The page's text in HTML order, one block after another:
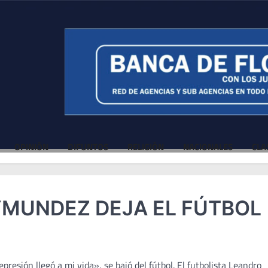
OPINIÓN DIFUNTOS RELIGIÓN NACIONALES
DEJA EL FÚTBOL
llegó a mi vida», se bajó del fútbol. El futbolista Leandro